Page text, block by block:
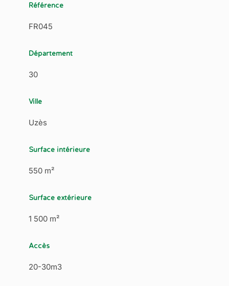
Référence
FR045
Département
30
Ville
Uzès
Surface intérieure
550 m²
Surface extérieure
1 500 m²
Accès
20-30m3